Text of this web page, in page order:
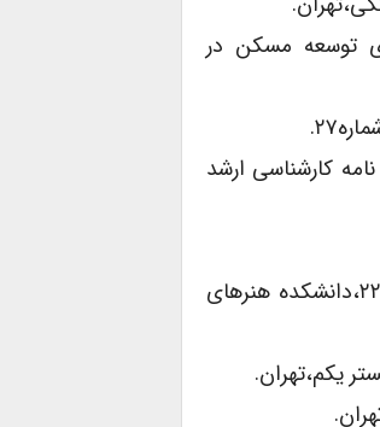
سیاست های توسعه مسکن در
نامه کارشناسی ارشد
29)سرتیپی پور ،محسن:(۱۳۸۴)،شاخص های معماری مسکن روستایی در ایران،نشریه هنرهای زیبا،شماره۲۲،دانشکده هنرهای